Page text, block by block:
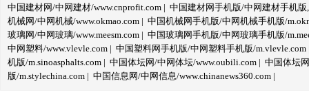
中国建材网/中网建材/www.cnprofit.com | 中国建材网手机版/中网建材手机版
机械网/中网机械/www.okmao.com | 中国机械网手机版/中网机械手机版/
玻璃网/中网玻璃/www.meesm.com | 中国玻璃网手机版/中网玻璃手机版/
中网塑料/www.vlevle.com | 中国塑料网手机版/中网塑料手机版/m.vlevle.com
机版/m.sinoasphalts.com | 中国体坛网/中网体坛/www.oubili.com | 中国体坛
版/m.stylechina.com | 中国信息网/中网信息/www.chinanews360.com |